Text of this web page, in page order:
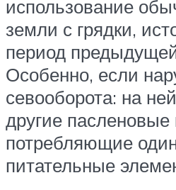
использование
земли с грядки,
период
Особенно, если
севооборота: на
другие пасленовые
потребляющие
питательные